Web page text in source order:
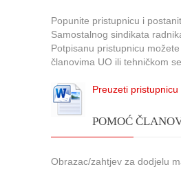
Popunite pristupnicu i
Samostalnog sindikata
Potpisanu pristupnicu
članovima UO ili tehničkom
Preuzeti pristupnicu
POMOĆ
Obrazac/zahtjev za dodjelu